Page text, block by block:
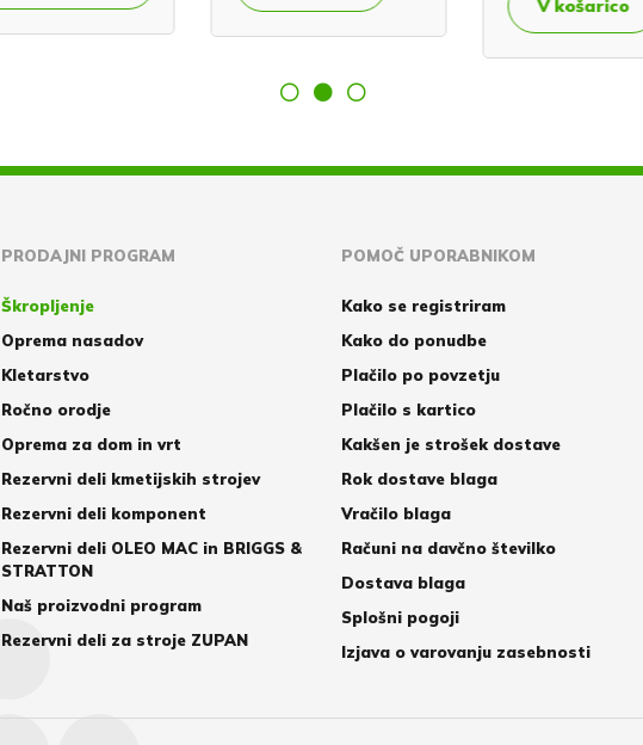
V košarico
PRODAJNI PROGRAM
Škropljenje
Oprema nasadov
Kletarstvo
Ročno orodje
Oprema za dom in vrt
Rezervni deli kmetijskih strojev
Rezervni deli komponent
Rezervni deli OLEO MAC in BRIGGS &
STRATTON
Naš proizvodni program
Rezervni deli za stroje ZUPAN
POMOČ UPORABNIKOM
Kako se registriram
Kako do ponudbe
Plačilo po povzetju
Plačilo s kartico
Kakšen je strošek dostave
Rok dostave blaga
Vračilo blaga
Računi na davčno številko
Dostava blaga
Splošni pogoji
Izjava o varovanju zasebnosti